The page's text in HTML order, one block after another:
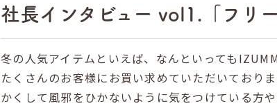
社長インタビュー vol1.「フリ
冬の人気アイテムといえば、なんといっても
たくさんのお客様にお買い求めていただいてお
かくして風邪をひかないように気をつけている方